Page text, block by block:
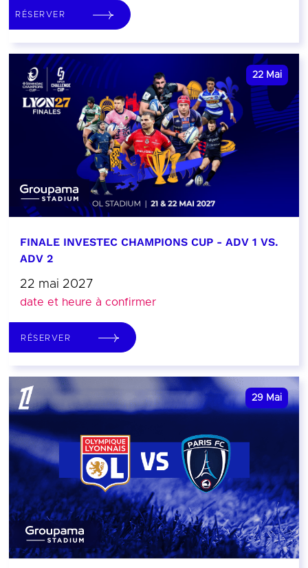
RÉSERVER
22 Mai
FINALE INVESTEC CHAMPIONS CUP - ADV 1 VS.
ADV 2
22 mai 2027
date et heure à confirmer
RÉSERVER
29 Mai